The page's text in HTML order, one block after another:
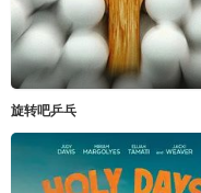
旋转吧乒乓